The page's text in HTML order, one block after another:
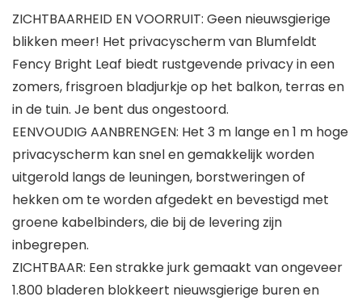
ZICHTBAARHEID EN VOORRUIT: Geen nieuwsgierige
blikken meer! Het privacyscherm van Blumfeldt
Fency Bright Leaf biedt rustgevende privacy in een
zomers, frisgroen bladjurkje op het balkon, terras en
in de tuin. Je bent dus ongestoord.
EENVOUDIG AANBRENGEN: Het 3 m lange en 1 m hoge
privacyscherm kan snel en gemakkelijk worden
uitgerold langs de leuningen, borstweringen of
hekken om te worden afgedekt en bevestigd met
groene kabelbinders, die bij de levering zijn
inbegrepen.
ZICHTBAAR: Een strakke jurk gemaakt van ongeveer
1.800 bladeren blokkeert nieuwsgierige buren en